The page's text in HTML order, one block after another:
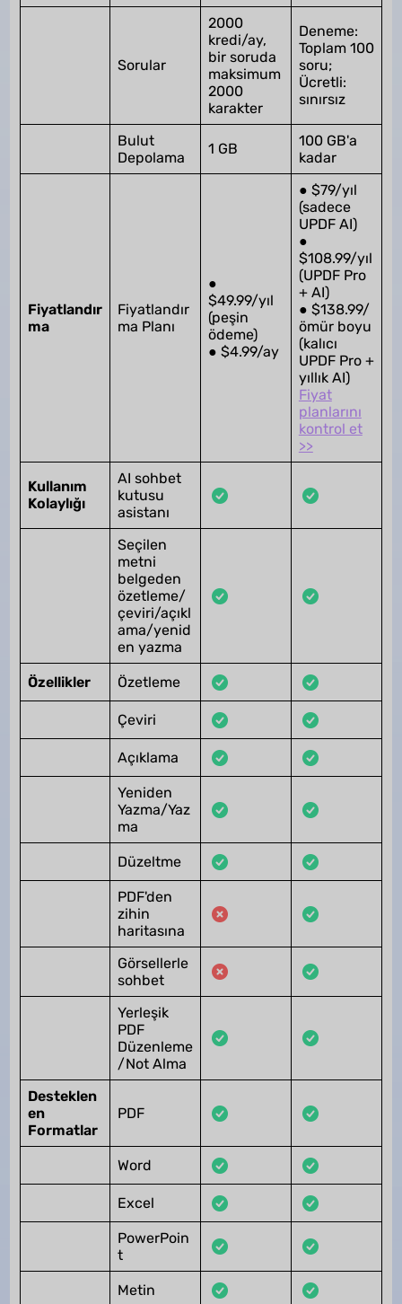
Sorular
2000
kredi/ay,
bir soruda
maksimum
2000
karakter
Deneme:
Toplam 100
soru;
Ücretli:
sınırsız
Bulut
Depolama
1 GB
100 GB'a
kadar
Fiyatlandır
ma
Fiyatlandır
ma Planı
●
$49.99/yıl
(peşin
ödeme)
● $4.99/ay
● $79/yıl
(sadece
UPDF AI)
●
$108.99/yıl
(UPDF Pro
+ AI)
● $138.99/
ömür boyu
(kalıcı
UPDF Pro +
yıllık AI)
Fiyat
planlarını
kontrol et
>>
Kullanım
Kolaylığı
AI sohbet
kutusu
asistanı
Seçilen
metni
belgeden
özetleme/
çeviri/açıkl
ama/yenid
en yazma
Özellikler Özetleme
Çeviri
Açıklama
Yeniden
Yazma/Yaz
ma
Düzeltme
PDF'den
zihin
haritasına
Görsellerle
sohbet
Yerleşik
PDF
Düzenleme
/Not Alma
Desteklen
en
Formatlar
PDF
Word
Excel
PowerPoin
t
Metin